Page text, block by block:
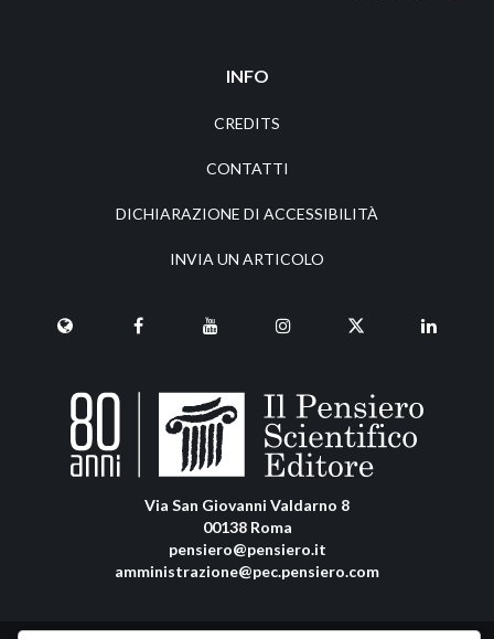
INFO
CREDITS
CONTATTI
DICHIARAZIONE DI ACCESSIBILITÀ
INVIA UN ARTICOLO
Via San Giovanni Valdarno 8
00138 Roma
pensiero@pensiero.it
amministrazione@pec.pensiero.com